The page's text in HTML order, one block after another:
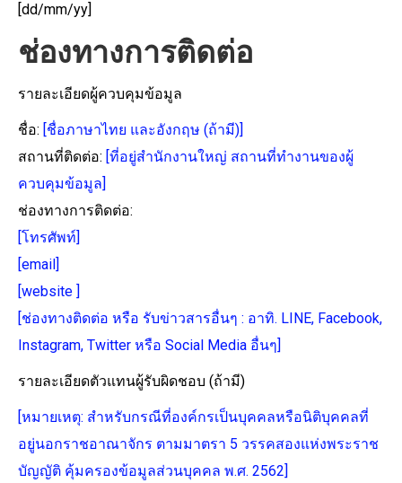
[dd/mm/yy]
ช่องทางการติดต่อ
รายละเอียดผู้ควบคุมข้อมูล
ชื่อ: [ชื่อภาษาไทย และอังกฤษ (ถ้ามี)]
สถานที่ติดต่อ: [ที่อยู่สำนักงานใหญ่ สถานที่ทำงานของผู้
ควบคุมข้อมูล]
ช่องทางการติดต่อ:
[โทรศัพท์]
[email]
[website ]
[ช่องทางติดต่อ หรือ รับข่าวสารอื่นๆ : อาทิ. LINE, Facebook,
Instagram, Twitter หรือ Social Media อื่นๆ]
รายละเอียดตัวแทนผู้รับผิดชอบ (ถ้ามี)
[หมายเหตุ: สำหรับกรณีที่องค์กรเป็นบุคคลหรือนิติบุคคลที่
อยู่นอกราชอาณาจักร ตามมาตรา 5 วรรคสองแห่งพระราช
บัญญัติ คุ้มครองข้อมูลส่วนบุคคล พ.ศ. 2562]